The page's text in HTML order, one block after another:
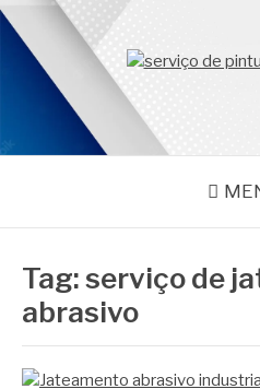
Pular
para
conteúdoPROMAR
Blog
Tag:serviço de
abrasivo